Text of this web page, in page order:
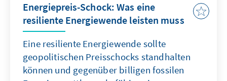
Energiepreis-Schock: Was eine
resiliente Energiewende leisten muss
Eine resiliente Energiewende sollte
geopolitischen Preisschocks standhalten
können und gegenüber billigen fossilen